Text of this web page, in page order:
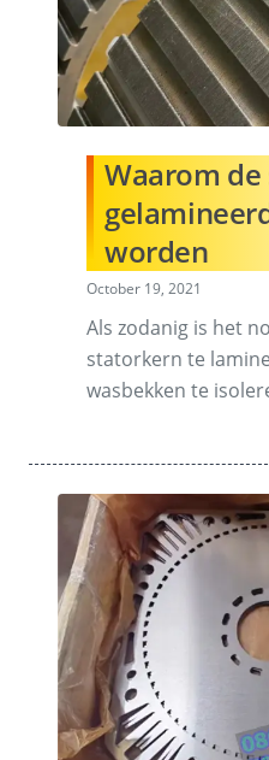
Waarom
worden
October 19, 2021
Als zodanig is het
statorkern te
wasbekken te